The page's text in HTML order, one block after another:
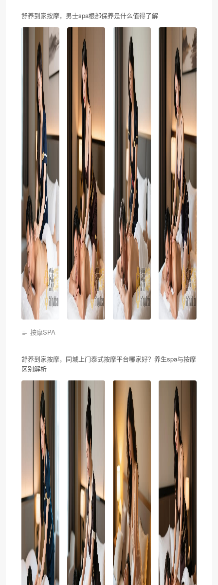
舒养到家按摩，男士spa根部保养是什么值得了解
按摩SPA
舒养到家按摩，同城上门泰式按摩平台哪家好？养生spa与按摩
区别解析